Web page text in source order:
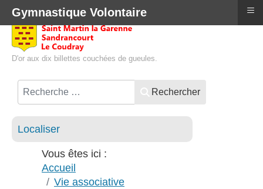
D'or aux dix billettes couchées de gueules.
Rechercher
Localiser
Vous êtes ici :
Accueil
Vie associative
Gymnastique Volontaire ≡